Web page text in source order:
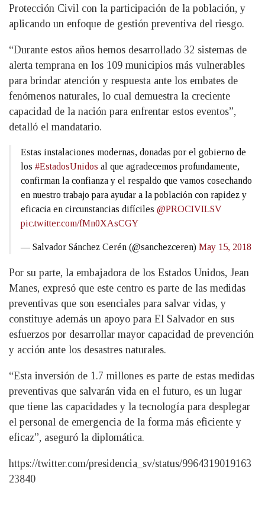
Protección Civil con la participación de la población, y
aplicando un enfoque de gestión preventiva del riesgo.
“Durante estos años hemos desarrollado 32 sistemas de
alerta temprana en los 109 municipios más vulnerables
para brindar atención y respuesta ante los embates de
fenómenos naturales, lo cual demuestra la creciente
capacidad de la nación para enfrentar estos eventos”,
detalló el mandatario.
Estas instalaciones modernas, donadas por el gobierno de
los #EstadosUnidos al que agradecemos profundamente,
confirman la confianza y el respaldo que vamos cosechando
en nuestro trabajo para ayudar a la población con rapidez y
eficacia en circunstancias difíciles @PROCIVILSV
pic.twitter.com/fMn0XAsCGY
— Salvador Sánchez Cerén (@sanchezceren) May 15, 2018
Por su parte, la embajadora de los Estados Unidos, Jean
Manes, expresó que este centro es parte de las medidas
preventivas que son esenciales para salvar vidas, y
constituye además un apoyo para El Salvador en sus
esfuerzos por desarrollar mayor capacidad de prevención
y acción ante los desastres naturales.
“Esta inversión de 1.7 millones es parte de estas medidas
preventivas que salvarán vida en el futuro, es un lugar
que tiene las capacidades y la tecnología para desplegar
el personal de emergencia de la forma más eficiente y
eficaz”, aseguró la diplomática.
https://twitter.com/presidencia_sv/status/9964319019163
23840